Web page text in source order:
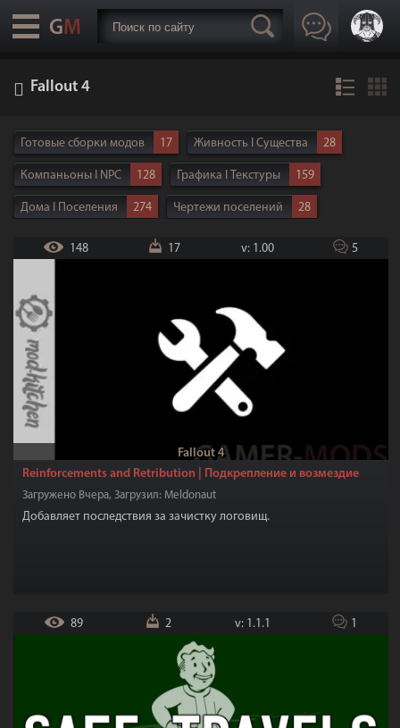
Fallout 4
Готовые сборки модов 17 Живность I Существа 28
Компаньоны I NPC 128 Графика I Текстуры 159
Дома I Поселения 274 Чертежи поселений 28
Утилиты | Программы 33 Реплейсеры тел
Анимации Локации
Оружие Одежда 248 Броня 243
Квесты Музыка I Звуки | Озвучка 110
Патчи Разное 92
Fallout 4
148 17 v: 1.00 5
Reinforcements and Retribution | Подкрепление и возмездие
Загружено Вчера, Загрузил: Meldonaut
Добавляет последствия за зачистку логовищ.
89 2 v: 1.1.1 1